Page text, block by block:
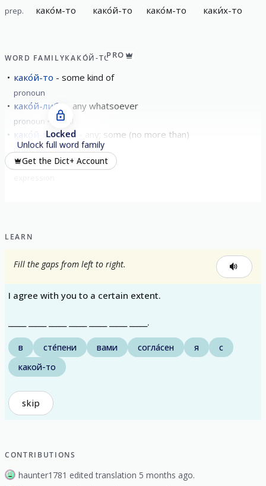
prep. како́м-то како́й-то како́м-то каки́х-то
WORD FAMILYКАКО́Й-ТОPRO
како́й-то some kind of
pronoun
како́й-либо any whatsoever
pronoun formal
како́й-нибудь any; some (no more than)
pronoun
како́й-никако́й
Locked
Unlock full word family
Get the Dict+ Account
LEARN
Fill the gaps from left to right.
I agree with you to a certain extent.
_____ _____ _____ _____ _____ _____ _____.
в сте́пени вами согла́сен я
с
какой-то
skip
CONTRIBUTIONS
haunter1781 edited translation 5 months ago.